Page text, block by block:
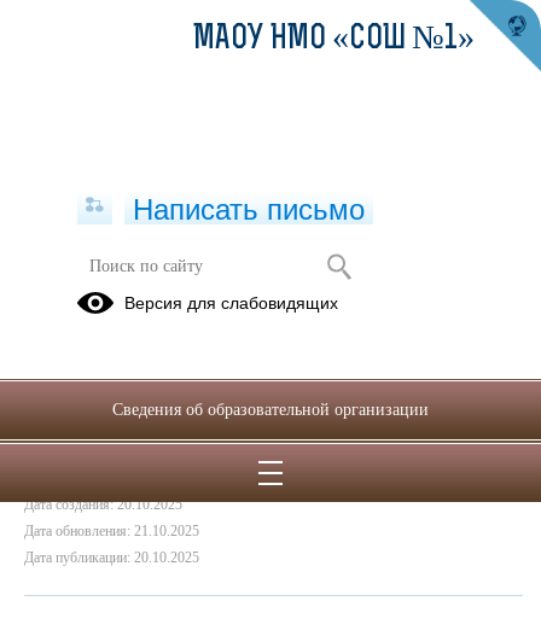
Проверка качества питания
мобильной группой
Дата создания: 20.10.2025
Дата обновления: 21.10.2025
Дата публикации: 20.10.2025
МАОУ НМО «СОШ №1»
Написать письмо
Версия для слабовидящих
Сведения об образовательной организации